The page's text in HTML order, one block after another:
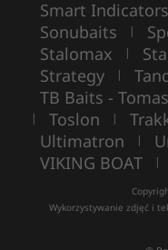
Smart Indicators
Sonubaits |
Stalomax |
Strategy |
TB Baits -
| Toslon |
Ultimatron |
VIKING BOAT |
Wykorzystywanie zdjęć i